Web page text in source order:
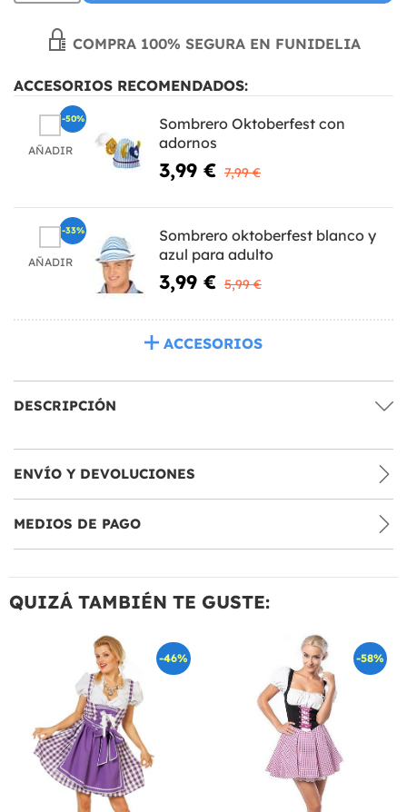
COMPRA 100% SEGURA EN FUNIDELIA
ACCESORIOS RECOMENDADOS:
AÑADIR
Sombrero Oktoberfest con
adornos
3,99 € 7,99 €
-50%
AÑADIR
Sombrero oktoberfest blanco y
azul para adulto
3,99 € 5,99 €
-33%
ACCESORIOS
DESCRIPCIÓN
ENVÍO Y DEVOLUCIONES
MEDIOS DE PAGO
QUIZÁ TAMBIÉN TE GUSTE:
-46% -58%